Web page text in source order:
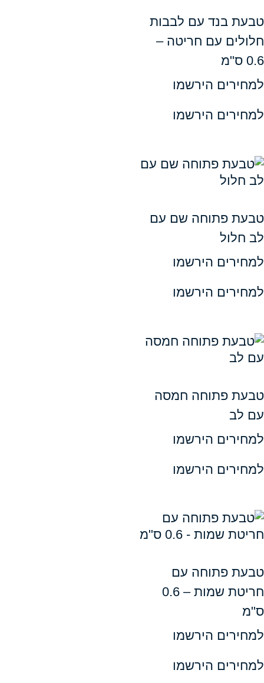
עם לבבות
עם חריטה –
הירשמו
הירשמו
פתוחה שם עם
הירשמו
הירשמו
פתוחה חמסה
הירשמו
הירשמו
פתוחה עם
חריטת שמות – 0.6
הירשמו
הירשמו